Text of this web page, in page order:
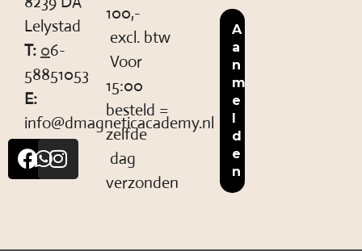
Lelystad
T: 06-
58851053
E:
info@dmagneticacademy.nl
100,-
excl. btw
Voor
15:00
besteld =
zelfde
dag
verzonden